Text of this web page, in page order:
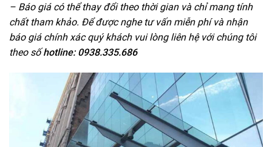
– Báo giá có thể thay đổi theo thời gian và chỉ mang tính
chất tham khảo. Để được nghe tư vấn miễn phí và nhận
báo giá chính xác quý khách vui lòng liên hệ với chúng tôi
theo sốhotline: 0938.335.686